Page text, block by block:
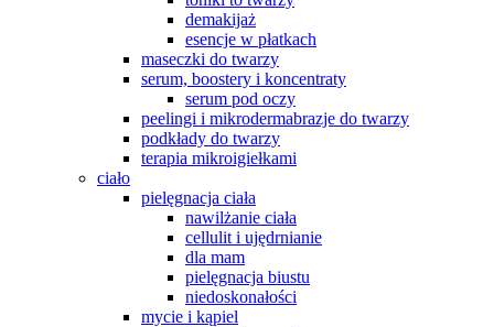
demakijaż
esencje w płatkach
maseczki do twarzy
serum, boostery i koncentraty
serum pod oczy
peelingi i mikrodermabrazje do twarzy
podkłady do twarzy
terapia mikroigiełkami
ciało
pielęgnacja ciała
nawilżanie ciała
cellulit i ujędrnianie
dla mam
pielęgnacja biustu
niedoskonałości
mycie i kąpiel